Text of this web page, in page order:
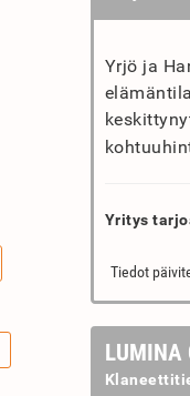
Yrjö ja
Yritys
Tiedot
LUMINA